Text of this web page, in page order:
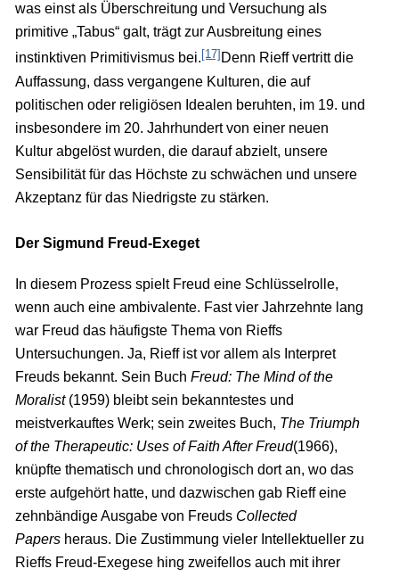
was einst als Überschreitung und Versuchung als
primitive „Tabus“ galt, trägt zur Ausbreitung eines
instinktiven Primitivismus bei.[17] Denn Rieff vertritt die
Auffassung, dass vergangene Kulturen, die auf
politischen oder religiösen Idealen beruhten, im 19. und
insbesondere im 20. Jahrhundert von einer neuen
Kultur abgelöst wurden, die darauf abzielt, unsere
Sensibilität für das Höchste zu schwächen und unsere
Akzeptanz für das Niedrigste zu stärken.
Der Sigmund Freud-Exeget
In diesem Prozess spielt Freud eine Schlüsselrolle,
wenn auch eine ambivalente. Fast vier Jahrzehnte lang
war Freud das häufigste Thema von Rieffs
Untersuchungen. Ja, Rieff ist vor allem als Interpret
Freuds bekannt. Sein Buch Freud: The Mind of the
Moralist(1959) bleibt sein bekanntestes und
meistverkauftes Werk; sein zweites Buch, The Triumph
of the Therapeutic: Uses of Faith After Freud(1966),
knüpfte thematisch und chronologisch dort an, wo das
erste aufgehört hatte, und dazwischen gab Rieff eine
zehnbändige Ausgabe von Freuds Collected
Papersheraus. Die Zustimmung vieler Intellektueller zu
Rieffs Freud-Exegese hing zweifellos auch mit ihrer